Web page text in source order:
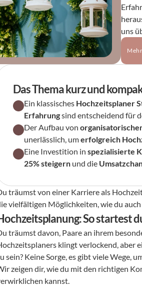
uns
Das Thema kurz und
Ein klassisches Hochzeitsplaner
Erfahrung sind entscheidend für
Der Aufbau von
unerlässlich, um erfolgreich
Eine Investition in spezialisierte
25% steigern und die
träumst von einer Karriere als
vielfältigen Möglichkeiten, wie du
So startest
träumst davon, Paare an ihrem
klingt verlockend, aber
sein? Keine Sorge, es gibt viele Wege,
zeigen dir, wie du mit den richtigen
kannst.